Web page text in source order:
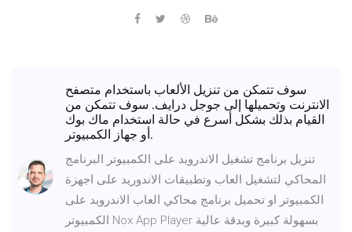
سوف تتمكن من تنزيل الألعاب باستخدام متصفح
الانترنت وتحميلها إلى جوجل درايف. سوف تتمكن من
القيام بذلك بشكل أسرع في حالة استخدام ماك بوك
أو جهاز الكمبيوتر.
تنزيل برنامج تشغيل الاندرويد على الكمبيوتر البرنامج
المحاكي لتشغيل العاب وتطبيقات الاندوريد على اجهزة
الكمبيوتر او تحميل برنامج محاكي العاب الاندرويد على
الكمبيوتر Nox App Player بسهولة كبيرة وبدقة عالية